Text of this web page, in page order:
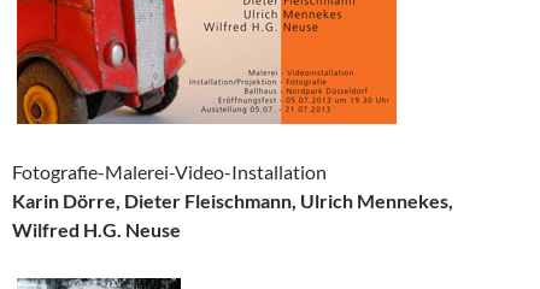
Fotografie-Malerei-Video-Installation
Karin Dörre, Dieter Fleischmann, Ulrich Mennekes,
Wilfred H.G. Neuse